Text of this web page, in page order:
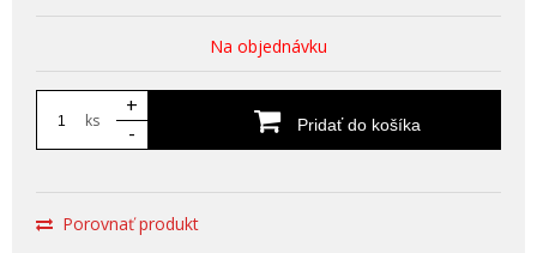
Na objednávku
ks
+
-
Pridať do košíka
Porovnať produkt